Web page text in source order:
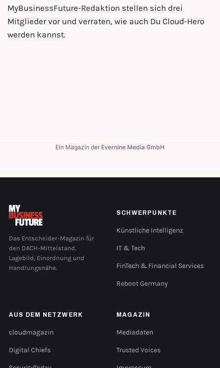
MyBusinessFuture-Redaktion stellen sich drei
Mitglieder vor und verraten, wie auch Du Cloud-Hero
werden kannst.
Ein Magazin der Evernine Media GmbH
Das Entscheider-Magazin für
den DACH-Mittelstand.
Lagebild, Einordnung und
Handlungsnähe.
SCHWERPUNKTE
Künstliche Intelligenz
IT & Tech
FinTech & Financial Services
Reboot Germany
AUS DEM NETZWERK
cloudmagazin
Digital Chiefs
MAGAZIN
Mediadaten
Trusted Voices